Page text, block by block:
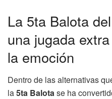
La 5ta Balota
una jugada
la emoción
Dentro de las alternativas
la5ta Balotase ha